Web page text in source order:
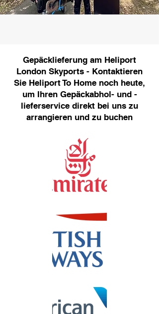
Gepäcklieferung am Heliport
London Skyports - Kontaktieren
Sie Heliport To Home noch heute,
um Ihren Gepäckabhol- und -
lieferservice direkt bei uns zu
arrangieren und zu buchen